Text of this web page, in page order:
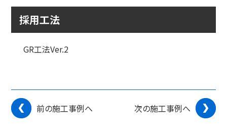
採用工法
GR工法Ver.2
前の施工事例へ 次の施工事例へ